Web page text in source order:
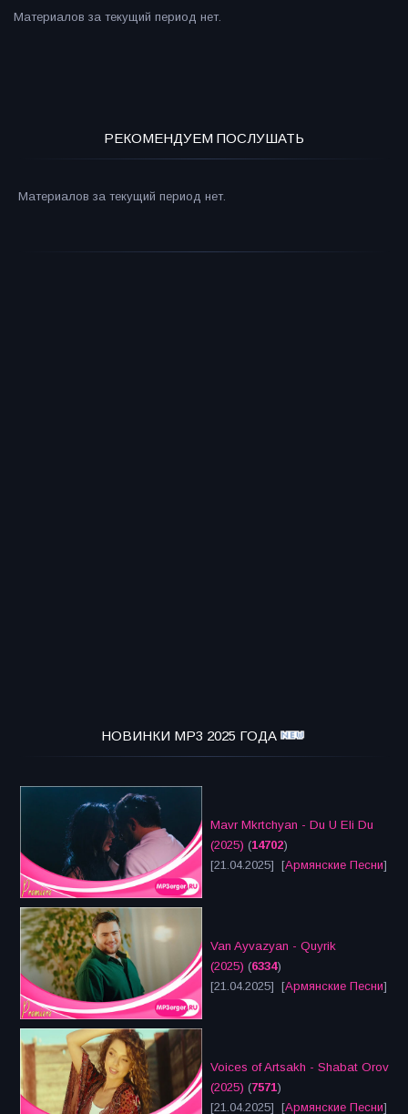
Материалов за текущий период нет.
РЕКОМЕНДУЕМ ПОСЛУШАТЬ
Материалов за текущий период нет.
НОВИНКИ MP3 2025 ГОДА
Mavr Mkrtchyan - Du U Eli Du
(2025) (14702)
[21.04.2025] [Армянские Песни]
Van Ayvazyan - Quyrik
(2025) (6334)
[21.04.2025] [Армянские Песни]
Voices of Artsakh - Shabat Orov
(2025) (7571)
[21.04.2025] [Армянские Песни]